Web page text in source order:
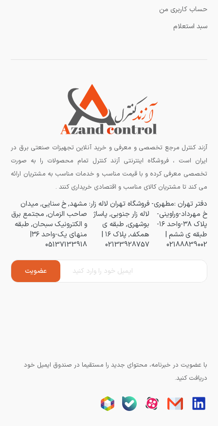
حساب کاربری من
سبد استعلام
آزند کنترل مرجع تخصصی و معرفی و خرید آنلاین تجهیزات صنعتی برق در
ایران است ، فروشگاه اینترنتی آزند کنترل تمام محصولات را به صورت
تخصصی معرفی کرده و با قیمت مناسب و خدمات مناسب به مشتریان ارائه
می کند تا مشتریان کالای مناسب و اقتصادی خریداری کنند .
دفتر تهران :مطهری-
خ مهرداد-وراوینی-
پلاک ۳۸-واحد ۱۶-
طبقه ی ششم |
02188839002
فروشگاه تهران لاله زار:
لاله زار جنوبی, پاساژ
بوشهری, طبقه ی
همکف, پلاک ۱۶ |
02133928757
مشهد, خ سنایی, میدان
صاحب الزمان, مجتمع برق
و الکترونیک سبحان, طبقه
منهای یک-واحد ۳۶|
05137133918
با عضویت در خبرنامه، محتوای جدید را مستقیما در صندوق ایمیل خود
دریافت کنید.